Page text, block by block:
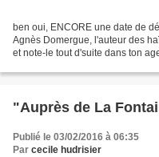
ben oui, ENCORE une date de
Agnès Domergue, l'auteur des
et note-le tout d'suite dans ton
"Auprès de La
Publié le 03/02/2016 à 06:35
Par cecile hudrisier